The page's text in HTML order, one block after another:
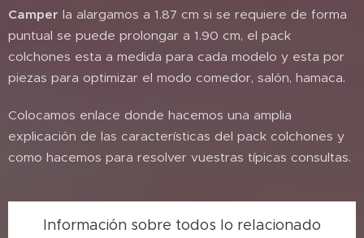
Camper la alargamos a 1.87 cm si se requiere de forma
puntual se puede prolongar a 1.90 cm, el pack
colchones esta a medida para cada modelo y esta por
piezas para optimizar el modo comedor, salón, hamaca.
Colocamos enlace donde hacemos una amplia
explicación de las características del pack colchones y
como hacemos para resolver vuestras típicas consultas.
Información sobre todos lo relacionado